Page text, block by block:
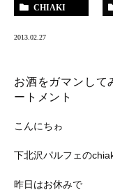
CHIAKI
2013.02.27
お酒をガマンし
ートメント
こんにちゎ
下北沢パルフェの
昨日はお休みで